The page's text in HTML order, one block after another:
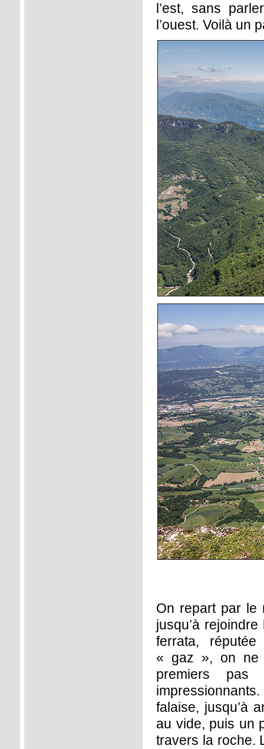
l’est, sans
l’ouest. Voilà un
On repart par le
jusqu’à
ferrata,
« gaz », on ne
premiers
falaise, jusqu’à
au vide, puis un
travers la roche.